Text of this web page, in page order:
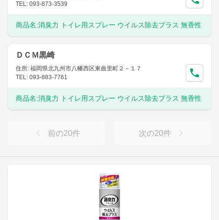
TEL: 093-873-3539
商品名:消臭力 トイレ用スプレー ウイルス除去プラス 無香性
ＤＣＭ黒崎
住所: 福岡県北九州市八幡西区東曲里町２－１７
TEL: 093-883-7761
商品名:消臭力 トイレ用スプレー ウイルス除去プラス 無香性
前の20件 次の20件